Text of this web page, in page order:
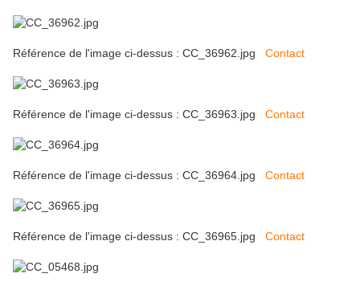
Référence de l'image ci-dessus : CC_36962.jpg Contact
Référence de l'image ci-dessus : CC_36963.jpg Contact
Référence de l'image ci-dessus : CC_36964.jpg Contact
Référence de l'image ci-dessus : CC_36965.jpg Contact